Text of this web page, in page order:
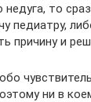
недуга, то
педиатру,
причину и
ни в